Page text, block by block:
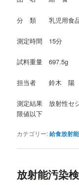
分 類 乳児用食
測定時間 15分
試料重量 697.5g
担当者 鈴木 陽
測定結果 放射性セ
限値以下
カテゴリー:給食放射
放射能汚染